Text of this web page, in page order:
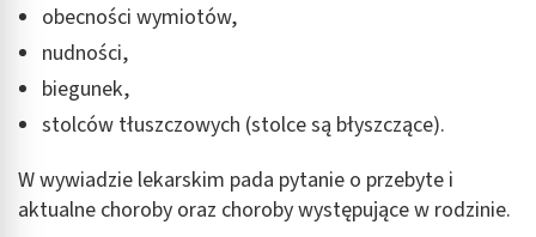
obecności wymiotów,
nudności,
biegunek,
stolców tłuszczowych (stolce są błyszczące).
W wywiadzie lekarskim pada pytanie o przebyte i
aktualne choroby oraz choroby występujące w rodzinie.